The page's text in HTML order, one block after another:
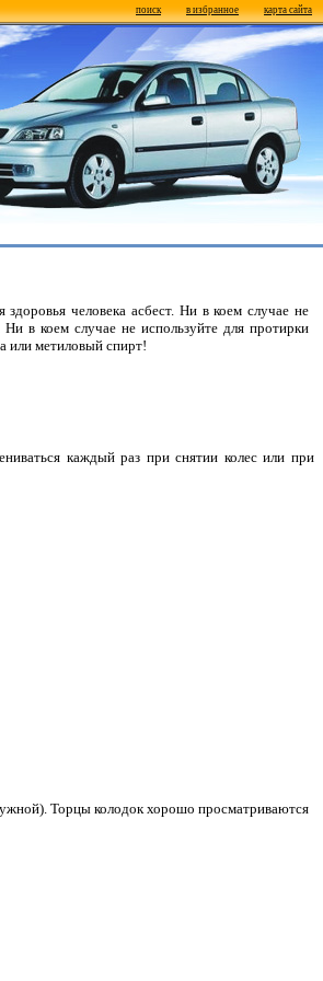
поиск в избранное карта сайта
человека асбест. Ни в коем случае не
в коем случае не используйте для протирки
или метиловый спирт!
каждый раз при снятии колес или при
Торцы колодок хорошо просматриваются